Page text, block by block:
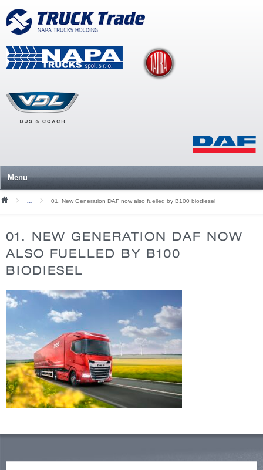
Menu
Mediální soubory
01. New Generation DAF now also fuelled by B100 biodiesel
01. NEW GENERATION DAF NOW
ALSO FUELLED BY B100
BIODIESEL